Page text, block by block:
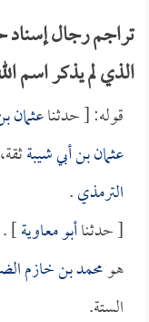
تراجم رجال
الذي لم يذكر اسم
قوله: [ حدثناعثمان
عثمان بن أبي شيبة
الترمذي.
[ حدثناأبو معاوية] .
هومحمد بن خازم
الستة.